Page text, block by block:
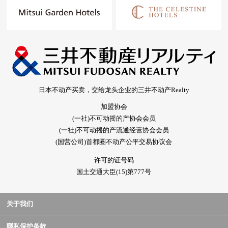
日本不动产买卖，交给龙头企业的三井不动产Realty
加盟协会
(一社)不可动摇的产协会会员
(一社)不可动摇的产流通经营协会会员
(国营公司)首都圈不动产公平交易协议会
许可的证号码
国土交通大臣(15)第777号
关于我们
隱私保护条款